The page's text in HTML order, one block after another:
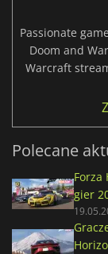
Passionate
Doom and
Warcraft
Polecane
gier